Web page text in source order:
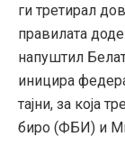
ги третирал
правилата
напуштил
иницира
тајни, за која
биро (ФБИ) и